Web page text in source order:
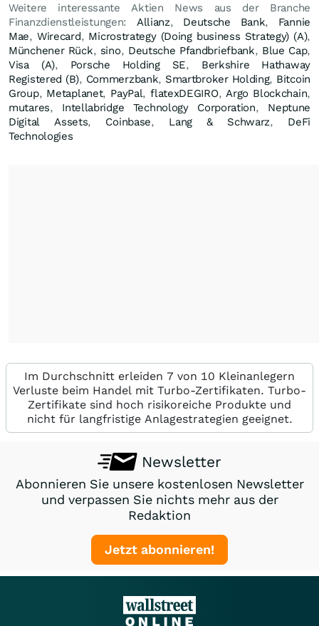
Weitere interessante Aktien News aus der Branche
Finanzdienstleistungen: Allianz, Deutsche Bank, Fannie
Mae, Wirecard, Microstrategy (Doing business Strategy) (A),
Münchener Rück, sino, Deutsche Pfandbriefbank, Blue Cap,
Visa (A), Porsche Holding SE, Berkshire Hathaway
Registered (B), Commerzbank, Smartbroker Holding, Bitcoin
Group, Metaplanet, PayPal,flatexDEGIRO,Argo Blockchain,
mutares, Intellabridge Technology Corporation, Neptune
Digital Assets, Coinbase, Lang & Schwarz, DeFi
Technologies
Im Durchschnitt erleiden 7 von 10 Kleinanlegern
Verluste beim Handel mit Turbo-Zertifikaten. Turbo-
Zertifikate sind hoch risikoreiche Produkte und
nicht für langfristige Anlagestrategien geeignet.
Newsletter
Abonnieren Sie unsere kostenlosen Newsletter
und verpassen Sie nichts mehr aus der
Redaktion
Jetzt abonnieren!